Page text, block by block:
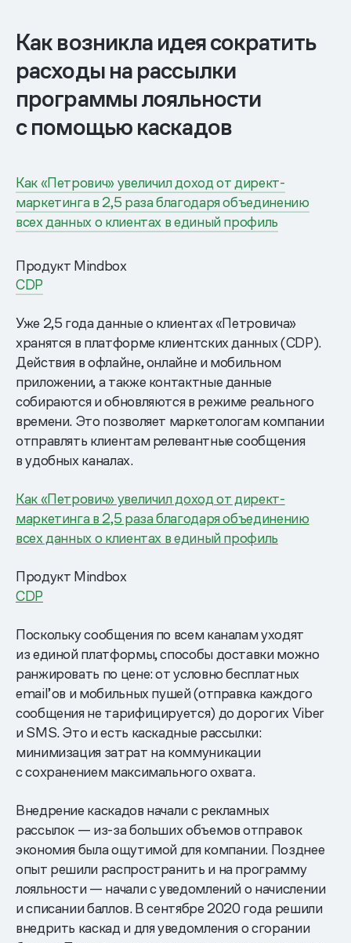
Как возникла идея сократить
расходы на рассылки
программы лояльности
с помощью каскадов
Как «Петрович» увеличил доход от директ-
маркетинга в 2,5 раза благодаря объединению
всех данных о клиентах в единый профиль
Продукт Mindbox
CDP
Уже 2,5 года данные о клиентах «Петровича»
хранятся в платформе клиентских данных (CDP).
Действия в офлайне, онлайне и мобильном
приложении, а также контактные данные
собираются и обновляются в режиме реального
времени. Это позволяет маркетологам компании
отправлять клиентам релевантные сообщения
в удобных каналах.
Как «Петрович» увеличил доход от директ-
маркетинга в 2,5 раза благодаря объединению
всех данных о клиентах в единый профиль
Продукт Mindbox
CDP
Поскольку сообщения по всем каналам уходят
из единой платформы, способы доставки можно
ранжировать по цене: от условно бесплатных
email’ов и мобильных пушей (отправка каждого
сообщения не тарифицируется) до дорогих Viber
и SMS. Это и есть каскадные рассылки:
минимизация затрат на коммуникации
с сохранением максимального охвата.
Внедрение каскадов начали с рекламных
рассылок — из-за больших объемов отправок
экономия была ощутимой для компании. Позднее
опыт решили распространить и на программу
лояльности — начали с уведомлений о начислении
и списании баллов. В сентябре 2020 года решили
внедрить каскад и для уведомления о сгорании